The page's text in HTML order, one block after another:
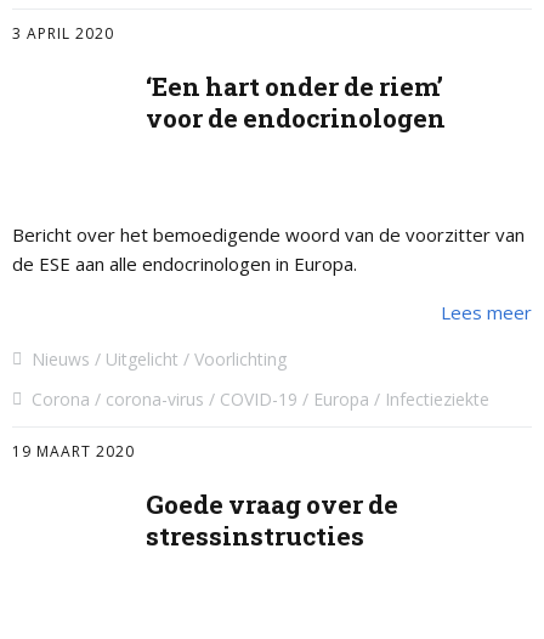
3 APRIL 2020
‘Een hart onder de riem’
voor de endocrinologen
Bericht over het bemoedigende woord van de voorzitter van
de ESE aan alle endocrinologen in Europa.
Lees meer
Nieuws Uitgelicht
Voorlichting
Corona
corona-virus COVID-19 Europa Infectieziekte
19 MAART 2020
Goede vraag over de
stressinstructies